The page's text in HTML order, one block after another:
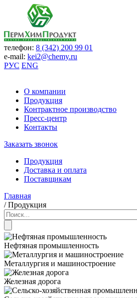
телефон: 8 (342) 200 99 01
e-mail: kei2@chemy.ru
РУС ENG
О компании
Продукция
Контрактное производство
Пресс-центр
Контакты
Заказать звонок
Продукция
Доставка и оплата
Поставщикам
Главная
/ Продукция
Нефтяная промышленность
Металлургия и машиностроение
Железная дорога